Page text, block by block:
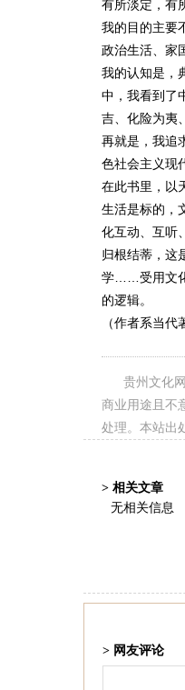
有所淡定，有
我的目的主要
政治生活、家
我的认知是，
中，我看到了
吉、化险为夷
再就是，我追
色社会主义现
在此书里，以
生活是标的，
化互动、互听
归根结蒂，这
学……受用文化
的逻辑。
（作者系当
贵州文化
商业用途且不
处理。本站出
> 相关文章
无相关信息
> 网友评论